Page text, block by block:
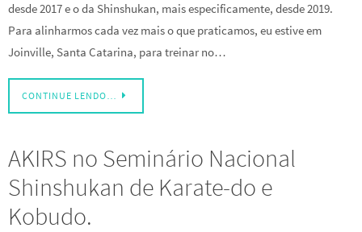
desde 2017 e o da Shinshukan, mais especificamente, desde 2019.
Para alinharmos cada vez mais o que praticamos, eu estive em
Joinville, Santa Catarina, para treinar no…
CONTINUE LENDO…
AKIRS no Seminário Nacional
Shinshukan de Karate-do e
Kobudo.